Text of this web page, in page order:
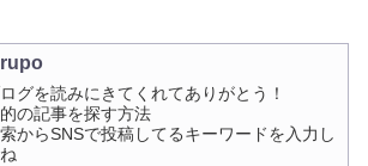
グを読みにきてくれてありがとう！
的の記事を探す方法
からSNSで投稿してるキーワードを入力し